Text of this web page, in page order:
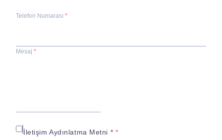
Telefon Numarası
Mesaj
İletişim Aydınlatma Metni *